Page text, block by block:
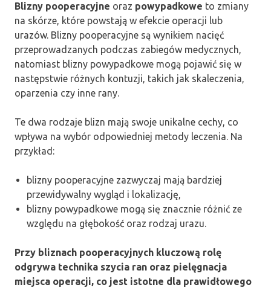
Blizny pooperacyjne oraz powypadkowe to zmiany
na skórze, które powstają w efekcie operacji lub
urazów. Blizny pooperacyjne są wynikiem nacięć
przeprowadzanych podczas zabiegów medycznych,
natomiast blizny powypadkowe mogą pojawić się w
następstwie różnych kontuzji, takich jak skaleczenia,
oparzenia czy inne rany.
Te dwa rodzaje blizn mają swoje unikalne cechy, co
wpływa na wybór odpowiedniej metody leczenia. Na
przykład:
blizny pooperacyjne zazwyczaj mają bardziej
przewidywalny wygląd i lokalizację,
blizny powypadkowe mogą się znacznie różnić ze
względu na głębokość oraz rodzaj urazu.
Przy bliznach pooperacyjnych kluczową rolę
odgrywa technika szycia ran oraz pielęgnacja
miejsca operacji, co jest istotne dla prawidłowego